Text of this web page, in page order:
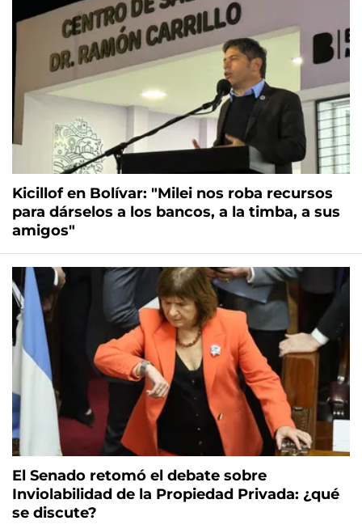
Kicillof en Bolívar: "Milei nos roba recursos
para dárselos a los bancos, a la timba, a sus
amigos"
El Senado retomó el debate sobre
Inviolabilidad de la Propiedad Privada: ¿qué
se discute?